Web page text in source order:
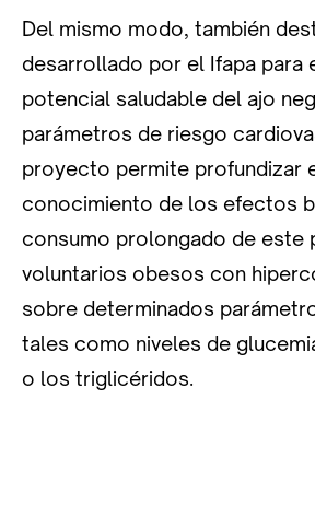
Del mismo modo, también
desarrollado por el Ifapa para
potencial saludable del ajo
parámetros de riesgo
proyecto permite profundizar
conocimiento de los efectos
consumo prolongado de este
voluntarios obesos con
sobre determinados
tales como niveles de
o los triglicéridos.